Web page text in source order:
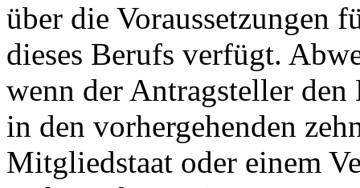
über die Voraussetzungen
dieses Berufs verfügt.
wenn der Antragsteller
in den vorhergehenden
Mitgliedstaat oder einem